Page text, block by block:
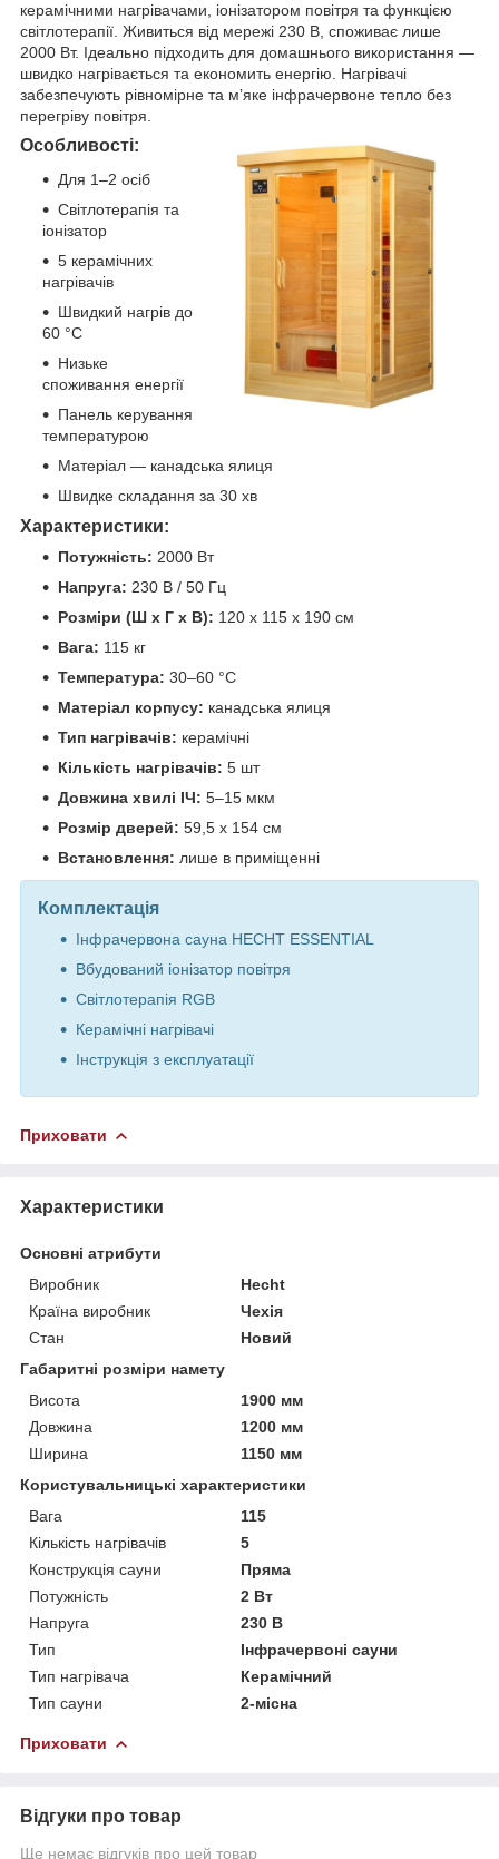
керамічними нагрівачами, іонізатором повітря та функцією
світлотерапії. Живиться від мережі 230 В, споживає лише
2000 Вт. Ідеально підходить для домашнього використання —
швидко нагрівається та економить енергію. Нагрівачі
забезпечують рівномірне та мʼяке інфрачервоне тепло без
перегріву повітря.
Особливості:
Для 1–2 осіб
Світлотерапія та
іонізатор
5 керамічних
нагрівачів
Швидкий нагрів до
60 °C
Низьке
споживання енергії
Панель керування
температурою
Матеріал — канадська ялиця
Швидке складання за 30 хв
Характеристики:
Потужність: 2000 Вт
Напруга: 230 В / 50 Гц
Розміри (Ш х Г х В): 120 x 115 x 190 см
Вага: 115 кг
Температура: 30–60 °C
Матеріал корпусу: канадська ялиця
Тип нагрівачів: керамічні
Кількість нагрівачів: 5 шт
Довжина хвилі ІЧ: 5–15 мкм
Розмір дверей: 59,5 x 154 см
Встановлення: лише в приміщенні
Комплектація
Інфрачервона сауна HECHT ESSENTIAL
Вбудований іонізатор повітря
Світлотерапія RGB
Керамічні нагрівачі
Інструкція з експлуатації
Приховати
Характеристики
Основні атрибути
Виробник
Hecht
Країна виробник
Чехія
Стан
Новий
Габаритні розміри намету
Висота
1900 мм
Довжина
1200 мм
Ширина
1150 мм
Користувальницькі характеристики
Вага
115
Кількість нагрівачів
5
Конструкція сауни
Пряма
Потужність
2 Вт
Напруга
230 В
Тип
Інфрачервоні сауни
Тип нагрівача
Керамічний
Тип сауни
2-місна
Приховати
Відгуки про товар
Ще немає відгуків про цей товар